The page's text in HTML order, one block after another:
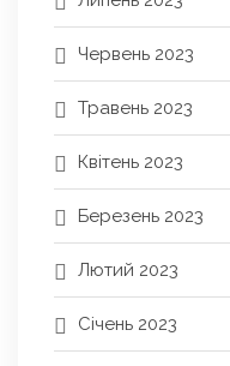
Червень 2023
Травень 2023
Квітень 2023
Березень 2023
Лютий 2023
Січень 2023